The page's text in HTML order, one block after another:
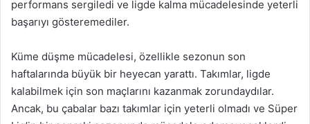
performans sergiledi ve ligde kalma mücadelesinde yeterli
başarıyı gösteremediler.
Küme düşme mücadelesi, özellikle sezonun son
haftalarında büyük bir heyecan yarattı. Takımlar, ligde
kalabilmek için son maçlarını kazanmak zorundaydılar.
Ancak, bu çabalar bazı takımlar için yeterli olmadı ve Süper